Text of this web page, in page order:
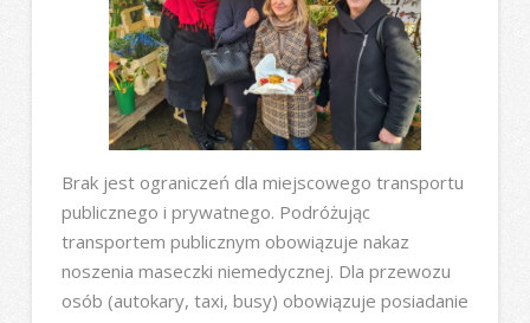
Brak jest ograniczeń dla miejscowego transportu
publicznego i prywatnego. Podróżując
transportem publicznym obowiązuje nakaz
noszenia maseczki niemedycznej. Dla przewozu
osób (autokary, taxi, busy) obowiązuje posiadanie